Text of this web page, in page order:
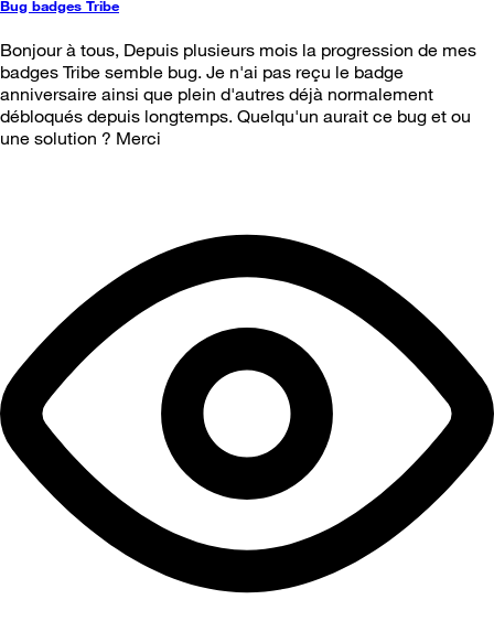
Bug badges Tribe
Bonjour à tous, Depuis plusieurs mois la progression de mes
badges Tribe semble bug. Je n'ai pas reçu le badge
anniversaire ainsi que plein d'autres déjà normalement
débloqués depuis longtemps. Quelqu'un aurait ce bug et ou
une solution ? Merci